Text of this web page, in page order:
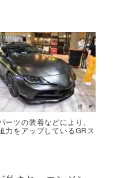
ーツの装着などにより、
力をアップしているGRス